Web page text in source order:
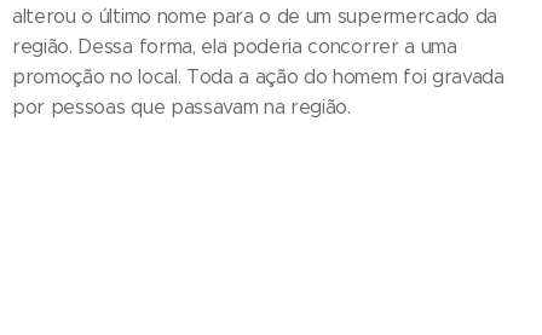
alterou o último nome para o de um supermercado da
região. Dessa forma, ela poderia concorrer a uma
promoção no local. Toda a ação do homem foi gravada
por pessoas que passavam na região.